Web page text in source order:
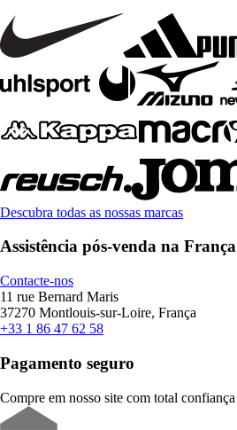
Descubra todas as nossas marcas
Assistência pós-venda na França
Contacte-nos
11 rue Bernard Maris
37270 Montlouis-sur-Loire, França
+33 1 86 47 62 58
Pagamento seguro
Compre em nosso site com total confiança